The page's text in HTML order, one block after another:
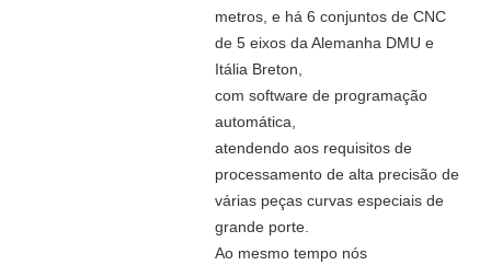
metros, e há 6 conjuntos de CNC
de 5 eixos da Alemanha DMU e
Itália Breton,
com software de programação
automática,
atendendo aos requisitos de
processamento de alta precisão de
várias peças curvas especiais de
grande porte.
Ao mesmo tempo nós